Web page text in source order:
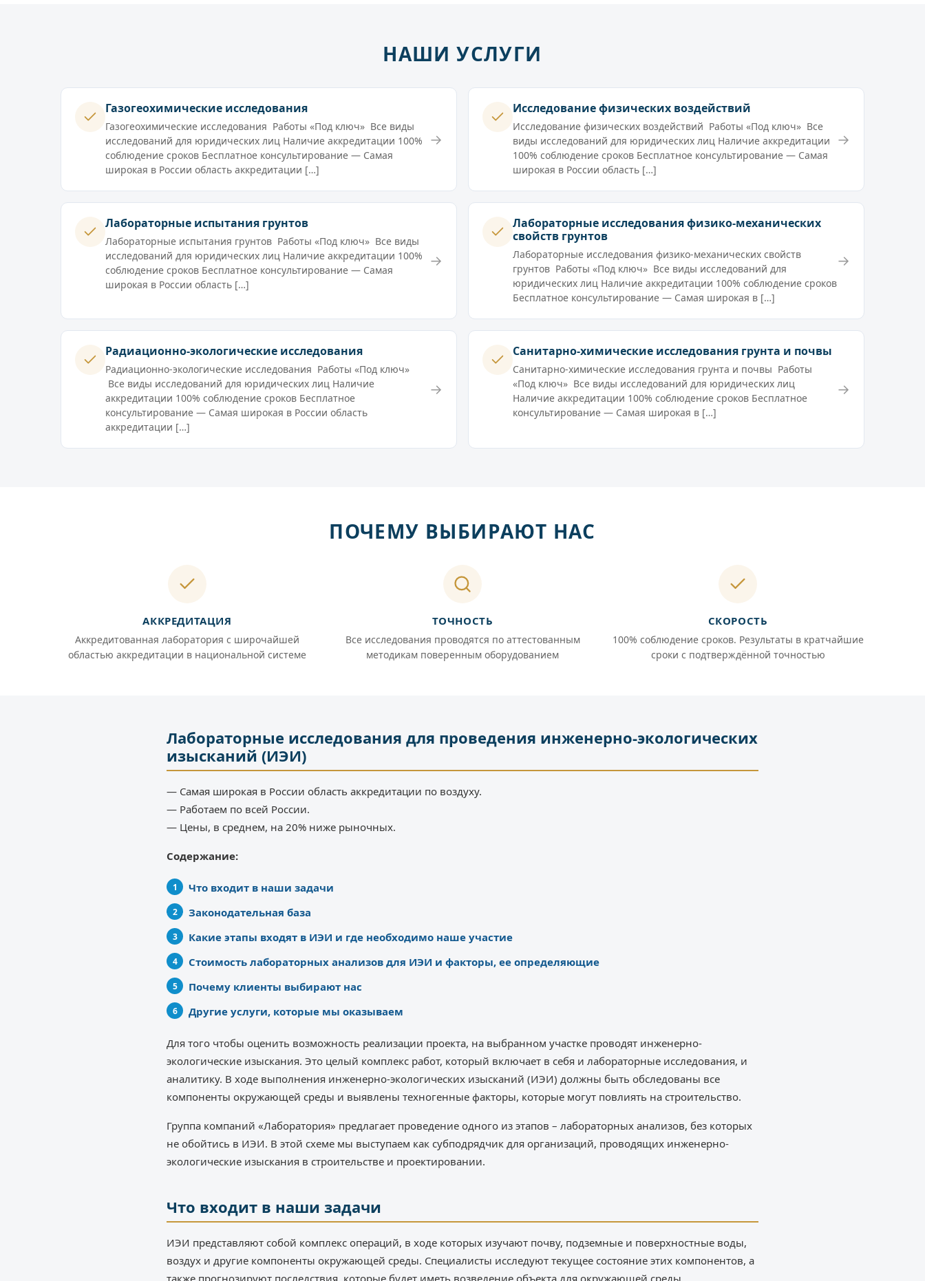
НАШИ УСЛУГИ
Газогеохимические исследования
Газогеохимические исследования Работы «Под ключ» Все виды
исследований для юридических лиц Наличие аккредитации 100%
соблюдение сроков Бесплатное консультирование — Самая
широкая в России область аккредитации […]
→
Исследование физических воздействий
Исследование физических воздействий Работы «Под ключ» Все
виды исследований для юридических лиц Наличие аккредитации
100% соблюдение сроков Бесплатное консультирование — Самая
широкая в России область […]
→
Лабораторные испытания грунтов
Лабораторные испытания грунтов Работы «Под ключ» Все виды
исследований для юридических лиц Наличие аккредитации 100%
соблюдение сроков Бесплатное консультирование — Самая
широкая в России область […]
→
Лабораторные исследования физико-механических
свойств грунтов
Лабораторные исследования физико-механических свойств
грунтов Работы «Под ключ» Все виды исследований для
юридических лиц Наличие аккредитации 100% соблюдение сроков
Бесплатное консультирование — Самая широкая в […]
→
Радиационно-экологические исследования
Радиационно-экологические исследования Работы «Под ключ»
Все виды исследований для юридических лиц Наличие
аккредитации 100% соблюдение сроков Бесплатное
консультирование — Самая широкая в России область
аккредитации […]
→
Санитарно-химические исследования грунта и почвы
Санитарно-химические исследования грунта и почвы Работы
«Под ключ» Все виды исследований для юридических лиц
Наличие аккредитации 100% соблюдение сроков Бесплатное
консультирование — Самая широкая в […]
→
ПОЧЕМУ ВЫБИРАЮТ НАС
АККРЕДИТАЦИЯ
Аккредитованная лаборатория с широчайшей
областью аккредитации в национальной системе
ТОЧНОСТЬ
Все исследования проводятся по аттестованным
методикам поверенным оборудованием
СКОРОСТЬ
100% соблюдение сроков. Результаты в кратчайшие
сроки с подтверждённой точностью
Лабораторные исследования для проведения инженерно-экологических
изысканий (ИЭИ)
— Самая широкая в России область аккредитации по воздуху.
— Работаем по всей России.
— Цены, в среднем, на 20% ниже рыночных.
Содержание:
Что входит в наши задачи
Законодательная база
Какие этапы входят в ИЭИ и где необходимо наше участие
Стоимость лабораторных анализов для ИЭИ и факторы, ее определяющие
Почему клиенты выбирают нас
Другие услуги, которые мы оказываем
Для того чтобы оценить возможность реализации проекта, на выбранном участке проводят инженерно-
экологические изыскания. Это целый комплекс работ, который включает в себя и лабораторные исследования, и
аналитику. В ходе выполнения инженерно-экологических изысканий (ИЭИ) должны быть обследованы все
компоненты окружающей среды и выявлены техногенные факторы, которые могут повлиять на строительство.
Группа компаний «Лаборатория» предлагает проведение одного из этапов – лабораторных анализов, без которых
не обойтись в ИЭИ. В этой схеме мы выступаем как субподрядчик для организаций, проводящих инженерно-
экологические изыскания в строительстве и проектировании.
Что входит в наши задачи
ИЭИ представляют собой комплекс операций, в ходе которых изучают почву, подземные и поверхностные воды,
воздух и другие компоненты окружающей среды. Специалисты исследуют текущее состояние этих компонентов, а